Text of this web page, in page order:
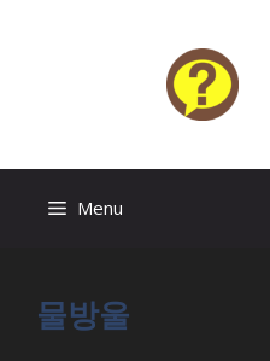
Menu
물방울